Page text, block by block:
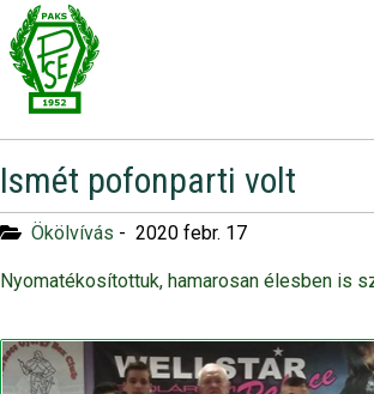
Ismét pofonparti volt
Ökölvívás - 2020 febr. 17
Nyomatékosítottuk, hamarosan élesben is